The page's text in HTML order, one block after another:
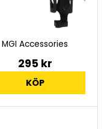
MGI Accessories
295 kr
KÖP